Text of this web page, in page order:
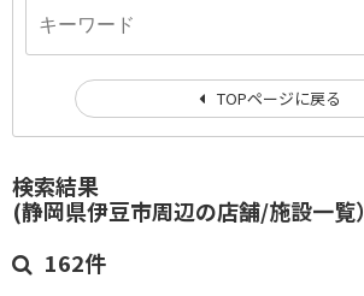
検索結果
(静岡県伊豆市周辺の店舗/施設一覧）
162件
TOPページに戻る